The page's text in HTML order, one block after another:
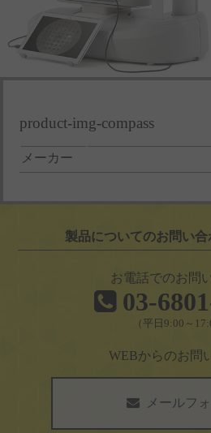
product-img-compass
メーカー
製品についてのお問い
お電話でのお問
03-
（平日9:00～
WEBからのお問
メールフ